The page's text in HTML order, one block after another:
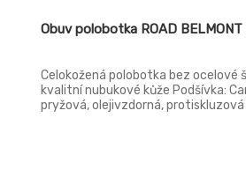
Obuv polobotka ROAD
Celokožená polobotka bez ocelové
kvalitní nubukové kůže Podšívka:
pryžová, olejivzdorná, protiskluzová